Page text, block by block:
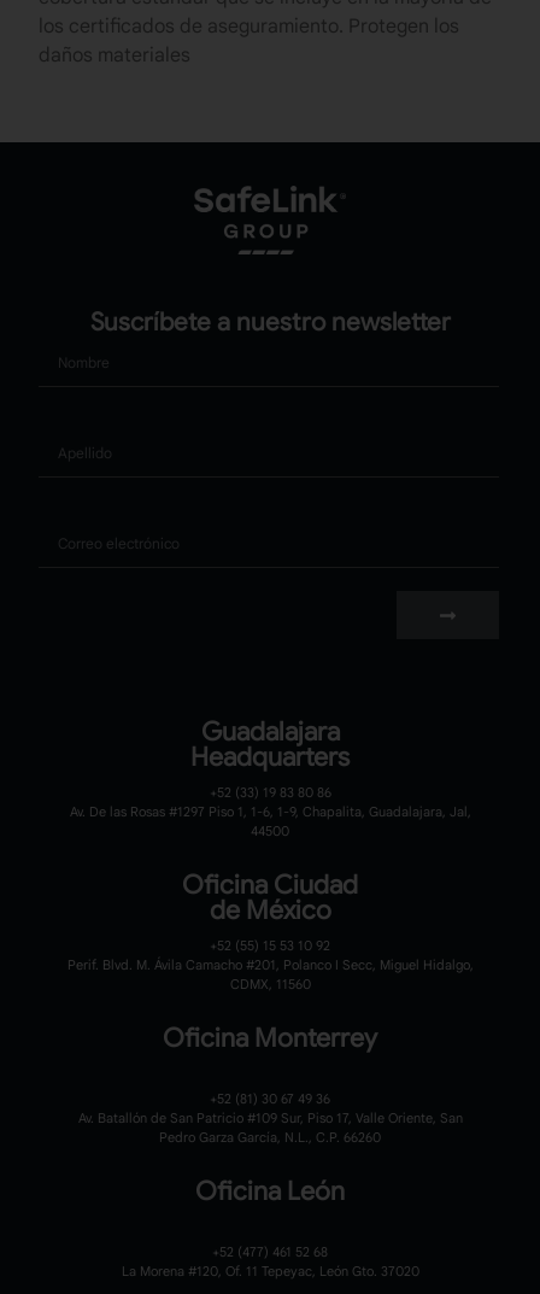
los certificados de aseguramiento. Protegen los
daños materiales
Suscríbete a nuestro newsletter
Nombre
Guadalajara
Headquarters
+52 (33) 19 83 80 86
Av. De las Rosas #1297 Piso 1, 1-6, 1-9, Chapalita, Guadalajara, Jal,
44500
Oficina Ciudad
de México
+52 (55) 15 53 10 92
Perif. Blvd. M. Ávila Camacho #201, Polanco I Secc, Miguel Hidalgo,
CDMX, 11560
Oficina Monterrey
+52 (81) 30 67 49 36
Av. Batallón de San Patricio #109 Sur, Piso 17, Valle Oriente, San
Pedro Garza García, N.L., C.P. 66260
Oficina León
+52 (477) 461 52 68
La Morena #120, Of. 11 Tepeyac, León Gto. 37020